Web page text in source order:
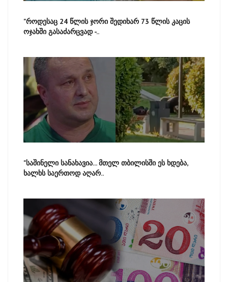
"როდესაც 24 წლის ჯორი შედიხარ 73 წლის კაცის
ოჯახში გასაძარცვად -..
"საშინელი სანახავია... მთელ თბილისში ეს ხდება,
ხალხს საერთოდ აღარ..